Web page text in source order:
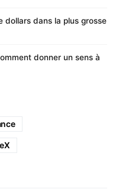
dollars dans la plus grosse
donner un sens à